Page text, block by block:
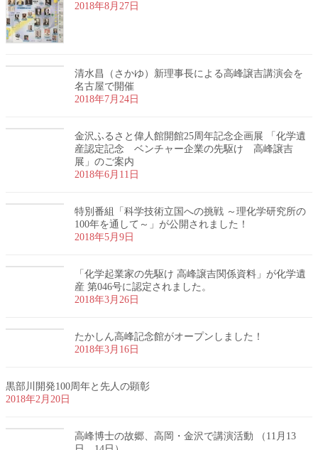
2018年8月27日
清水昌（さかゆ）新理事長による高峰譲吉講演会を
名古屋で開催
2018年7月24日
金沢ふるさと偉人館開館25周年記念企画展 「化学遺
産認定記念 ベンチャー企業の先駆け 高峰譲吉
展」のご案内
2018年6月11日
特別番組「科学技術立国への挑戦 ～理化学研究所の
100年を通して～」が公開されました！
2018年5月9日
「化学起業家の先駆け 高峰譲吉関係資料」が化学遺
産 第046号に認定されました。
2018年3月26日
たかしん高峰記念館がオープンしました！
2018年3月16日
黒部川開発100周年と先人の顕彰
2018年2月20日
高峰博士の故郷、高岡・金沢で講演活動 （11月13